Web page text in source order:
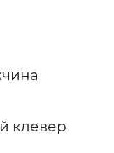
клевер